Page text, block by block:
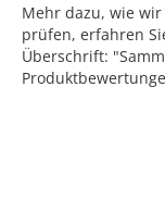
Mehr dazu, wie
prüfen, erfahren
Überschrift: